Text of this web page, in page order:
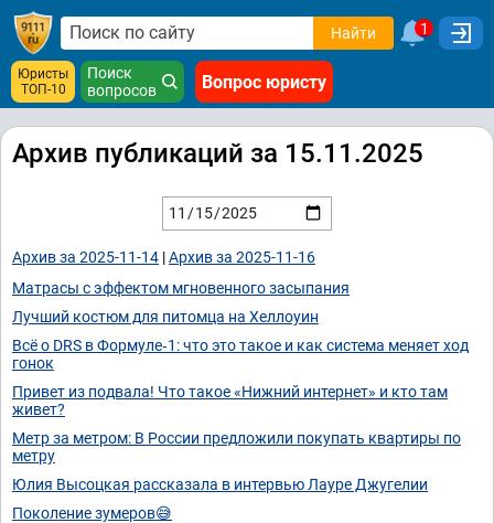
Найти 1
Юристы
ТОП-10
Поиск
вопросов
Вопрос юристу
Архив публикаций за 15.11.2025
Архив за 2025-11-14 |Архив за 2025-11-16
Матрасы с эффектом мгновенного засыпания
Лучший костюм для питомца на Хеллоуин
Всё о DRS в Формуле‑1: что это такое и как система меняет ход
гонок
Привет из подвала! Что такое «Нижний интернет» и кто там
живет?
Метр за метром: В России предложили покупать квартиры по
метру
Юлия Высоцкая рассказала в интервью Лауре Джугелии
Поколение зумеров😅